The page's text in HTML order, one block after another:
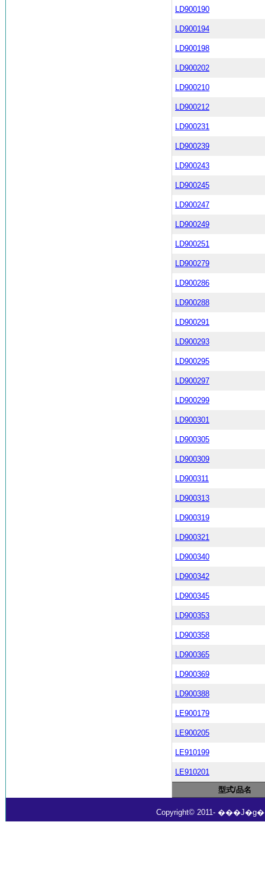
型式/品名
LD900190
LD900194
LD900198
LD900202
LD900210
LD900212
LD900231
LD900239
LD900243
LD900245
LD900247
LD900249
LD900251
LD900279
LD900286
LD900288
LD900291
LD900293
LD900295
LD900297
LD900299
LD900301
LD900305
LD900309
LD900311
LD900313
LD900319
LD900321
LD900340
LD900342
LD900345
LD900353
LD900358
LD900365
LD900369
LD900388
LE900179
LE900205
LE910199
LE910201
Copyright© 2011-